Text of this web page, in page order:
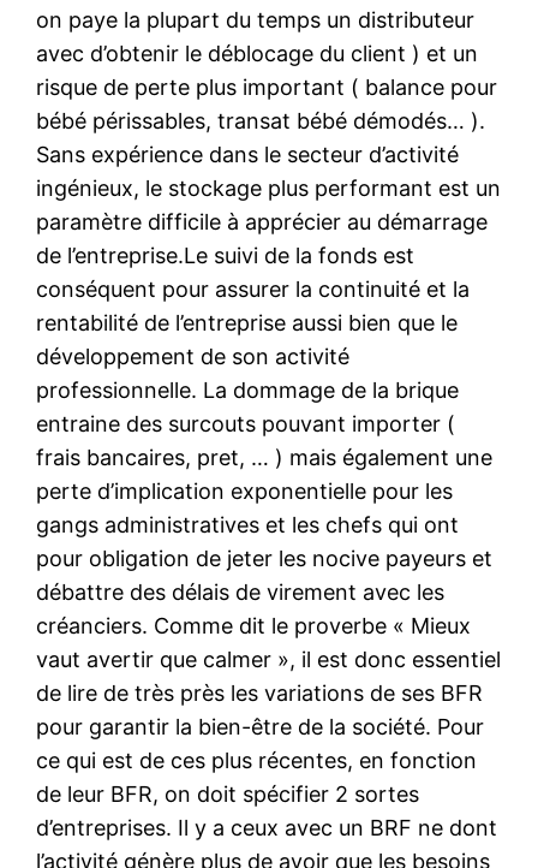
on paye la plupart du temps un distributeur
avec d’obtenir le déblocage du client ) et un
risque de perte plus important ( balance pour
bébé périssables, transat bébé démodés… ).
Sans expérience dans le secteur d’activité
ingénieux, le stockage plus performant est un
paramètre difficile à apprécier au démarrage
de l’entreprise.Le suivi de la fonds est
conséquent pour assurer la continuité et la
rentabilité de l’entreprise aussi bien que le
développement de son activité
professionnelle. La dommage de la brique
entraine des surcouts pouvant importer (
frais bancaires, pret, … ) mais également une
perte d’implication exponentielle pour les
gangs administratives et les chefs qui ont
pour obligation de jeter les nocive payeurs et
débattre des délais de virement avec les
créanciers. Comme dit le proverbe « Mieux
vaut avertir que calmer », il est donc essentiel
de lire de très près les variations de ses BFR
pour garantir la bien-être de la société. Pour
ce qui est de ces plus récentes, en fonction
de leur BFR, on doit spécifier 2 sortes
d’entreprises. Il y a ceux avec un BRF ne dont
l’activité génère plus de avoir que les besoins